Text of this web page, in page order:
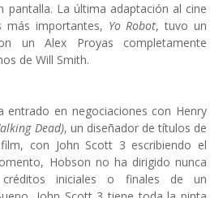
pantalla. La última adaptación al cine
más importantes, Yo Robot, tuvo un
un Alex Proyas completamente
de Will Smith.
entrado en negociaciones con Henry
Dead), un diseñador de títulos de
con John Scott 3 escribiendo el
Hobson no ha dirigido nunca
iniciales o finales de un